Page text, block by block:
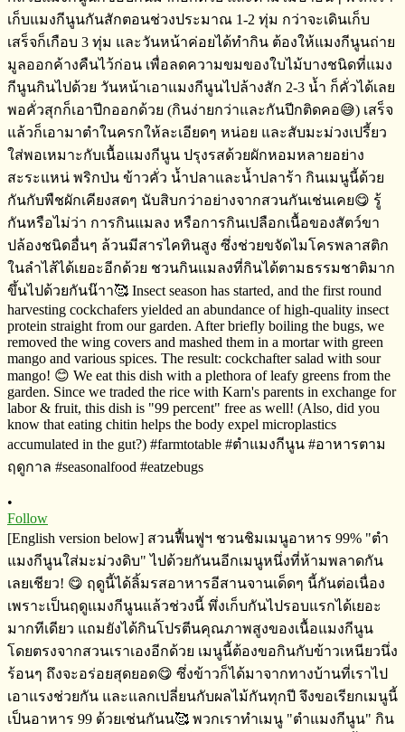
•
Follow
[English version below] สวนฟื้นฟูฯ​ ชวนชิมเมนูอาหาร​ 99%​ "ตำ
แมงกีนูนใส่มะม่วงดิบ" ไปด้วยกันนอีกเมนูหนึ่งที่ห้ามพลาดกัน
เลยเชียว! 😋 ฤดูนี้ได้ลิ้มรสอาหารอีสานจานเด็ดๆ​ นี้กันต่อเนื่อง​
เพราะเป็นฤดูแมงกีนูนแล้วช่วงนี้​ พึ่งเก็บกันไปรอบแรกได้เยอะ
มากทีเดียว​ แถมยังได้กินโปรตีน​คุณภาพสูงของเนื้อแมงกีนูน​
โดยตรงจากสวนเราเองอีกด้วย​ เมนูนี้ต้องขอกินกับข้าวเหนียว​นึ่ง
ร้อนๆ​ ถึงจะอร่อยสุดยอด😋 ซึ่งข้าวก็ได้มาจากทางบ้านที่เราไป
เอาแรงช่วยกัน​ และแลกเปลี่ย​นกับ​ผลไม้กันทุกปี​ จึงขอเรียกเมนูนี้
เป็นอาหาร​ 99 ด้วยเช่นกันน🥰 พวกเราทำเมนู​ "ตำแมงกีนูน" กิน